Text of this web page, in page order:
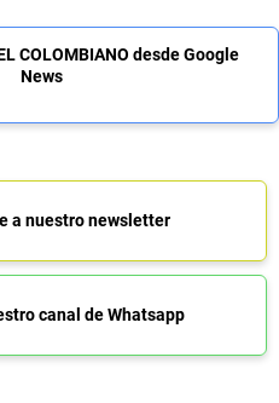
COLOMBIANO desde Google
News
a nuestro newsletter
canal de Whatsapp